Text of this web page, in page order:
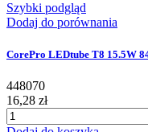
Szybki podgląd
Dodaj do porównania
CorePro LEDtube T8 15.5W
448070
16,28 zł